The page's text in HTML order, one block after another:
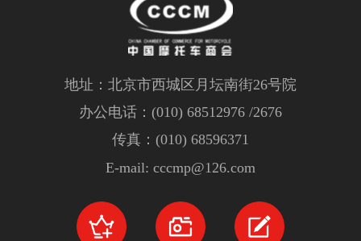
地址：北京市西城区月坛南街26号院
办公电话：(010) 68512976 /2676
传真：(010) 68596371
E-mail: cccmp@126.com